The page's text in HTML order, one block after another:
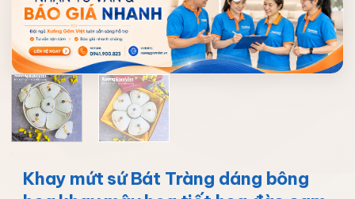
Khay mứt sứ Bát Tràng dáng bông